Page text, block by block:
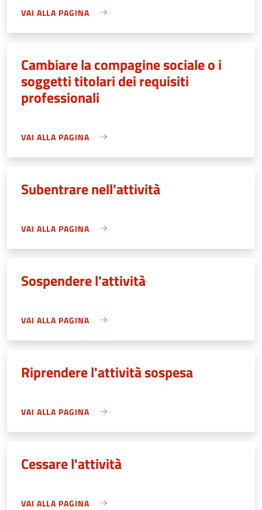
VAI ALLA PAGINA
Cambiare la compagine sociale o i
soggetti titolari dei requisiti
professionali
VAI ALLA PAGINA
Subentrare nell'attività
VAI ALLA PAGINA
Sospendere l'attività
VAI ALLA PAGINA
Riprendere l'attività sospesa
VAI ALLA PAGINA
Cessare l'attività
VAI ALLA PAGINA